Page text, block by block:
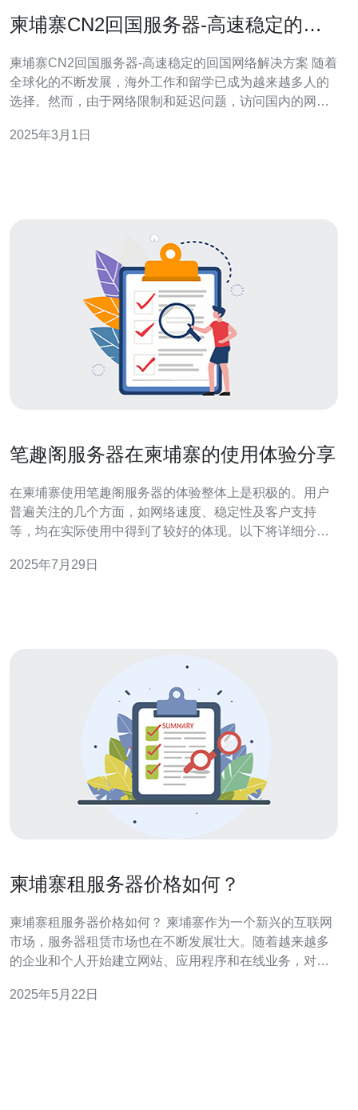
柬埔寨CN2回国服务器-高速稳定的回
柬埔寨CN2回国服务器-高速稳定的回国网络解决方案 随着
全球化的不断发展，海外工作和留学已成为越来越多人的
选择。然而，由于网络限制和延迟问题，访问国内的网络
速稳定的回国网络解决方案，让用户能够轻松访问国内内
2025年3月1日
笔趣阁服务器在柬埔寨的使用体验分享
在柬埔寨使用笔趣阁服务器的体验整体上是积极的。用户
普遍关注的几个方面，如网络速度、稳定性及客户支持
等，均在实际使用中得到了较好的体现。以下将详细分享
趣阁服务器的速度如何？ 首先，网络速度是许多用户最为
2025年7月29日
柬埔寨租服务器价格如何？
柬埔寨租服务器价格如何？ 柬埔寨作为一个新兴的互联网
市场，服务器租赁市场也在不断发展壮大。随着越来越多
的企业和个人开始建立网站、应用程序和在线业务，对服
多种因素影响，包括服务器配置、带宽大小、数据中心位
2025年5月22日